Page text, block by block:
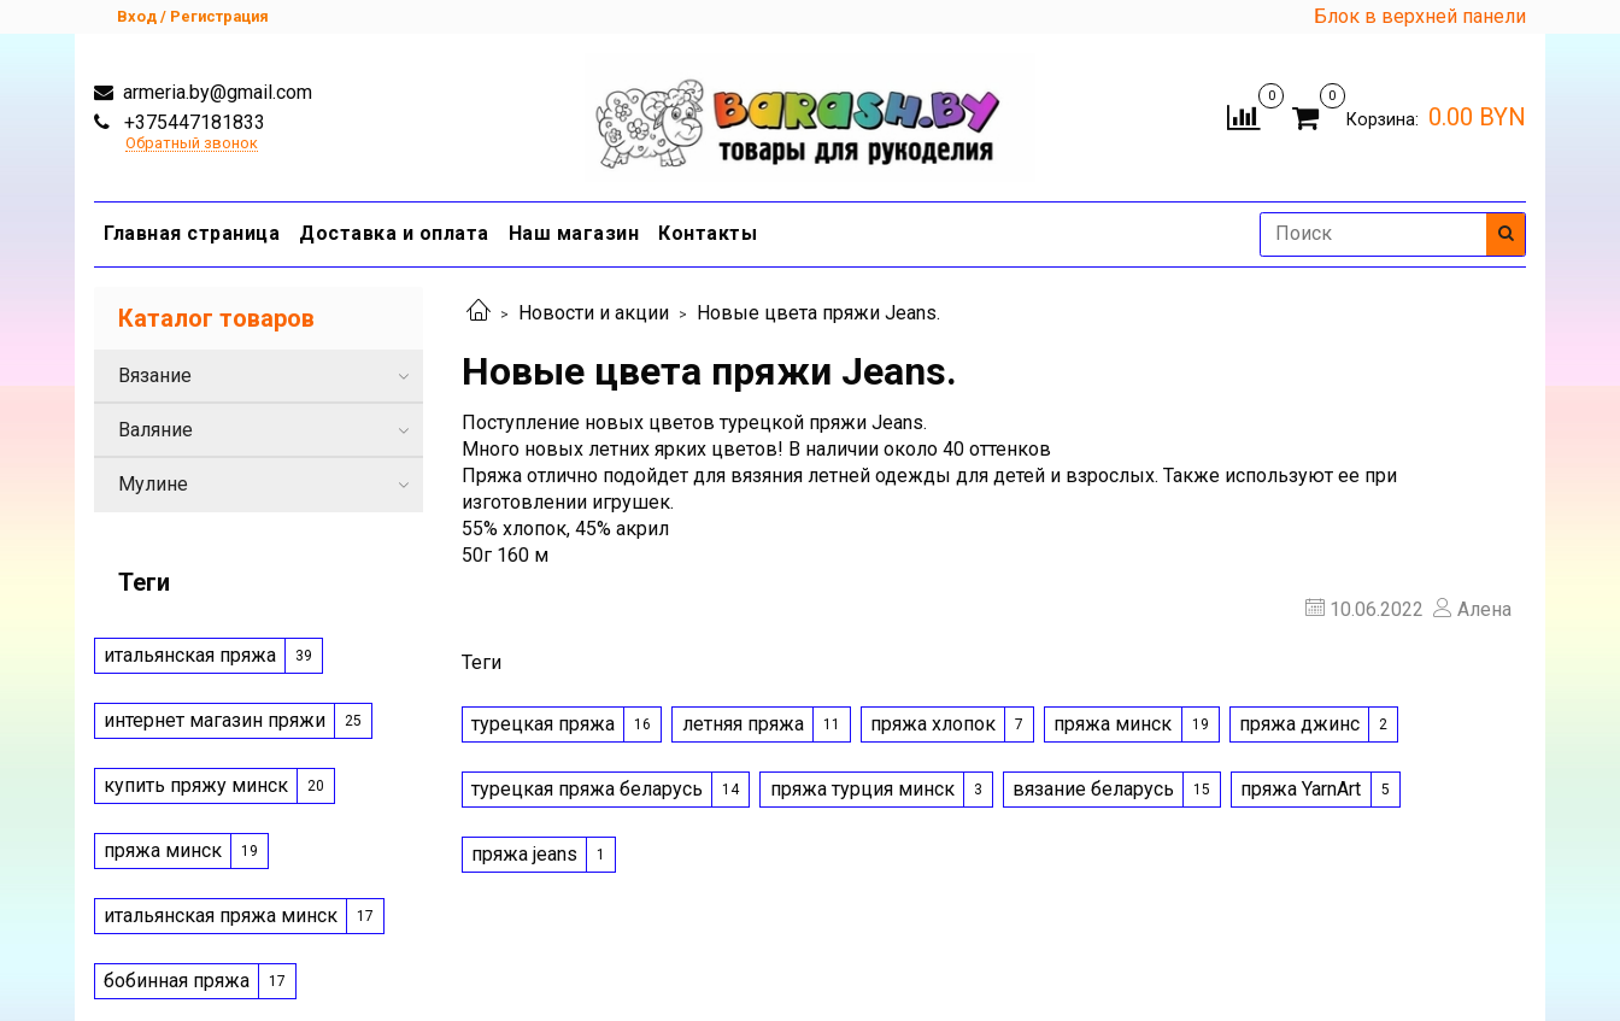
Вход / Регистрация Блок в верхней панели
armeria.by@gmail.com
+375447181833
Обратный звонок
0 0
Корзина: 0.00 BYN
Главная страница Доставка и оплата Наш магазин Контакты
Новости и акции Новые цвета пряжи Jeans.
Новые цвета пряжи Jeans.
Поступление новых цветов турецкой пряжи Jeans.
Много новых летних ярких цветов! В наличии около 40 оттенков
Пряжа отлично подойдет для вязяния летней одежды для детей и взрослых. Также используют ее при
изготовлении игрушек.
55% хлопок, 45% акрил
50г 160 м
10.06.2022 Алена
Теги
турецкая пряжа 16 летняя пряжа 11 пряжа хлопок 7 пряжа минск 19 пряжа джинс 2
турецкая пряжа беларусь 14 пряжа турция минск 3 вязание беларусь 15 пряжа YarnArt 5
пряжа jeans 1
Каталог товаров
Вязание
Валяние
Мулине
Теги
итальянская пряжа 39
интернет магазин пряжи 25
купить пряжу минск 20
пряжа минск 19
итальянская пряжа минск 17
бобинная пряжа 17